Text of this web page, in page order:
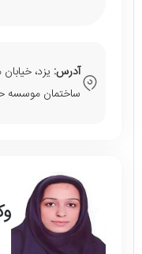
آدرس: یزد،
ساختمان موسسه